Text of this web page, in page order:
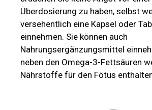
Überdosierung zu haben, selbst
versehentlich eine Kapsel oder
einnehmen. Sie können auch
Nahrungsergänzungsmittel
neben den Omega-3-Fettsäuren
Nährstoffe für den Fötus